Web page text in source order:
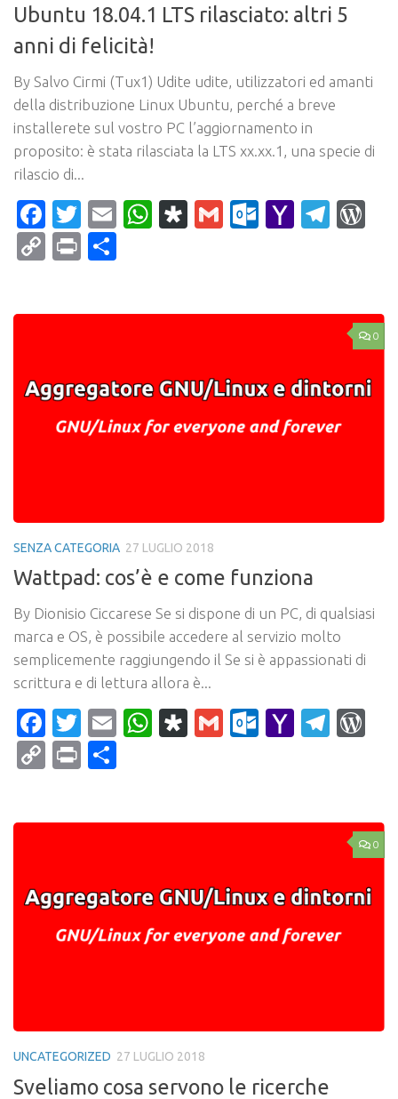
Ubuntu 18.04.1 LTS rilasciato: altri 5
anni di felicità!
By Salvo Cirmi (Tux1) Udite udite, utilizzatori ed amanti
della distribuzione Linux Ubuntu, perché a breve
installerete sul vostro PC l’aggiornamento in
proposito: è stata rilasciata la LTS xx.xx.1, una specie di
rilascio di...
Facebook
Twitter
EmailWhatsApp
Diaspora
Gmail Yahoo
CopyPrint
0
SENZA CATEGORIA 27 LUGLIO 2018
Wattpad: cos’è e come funziona
By Dionisio Ciccarese Se si dispone di un PC, di qualsiasi
marca e OS, è possibile accedere al servizio molto
semplicemente raggiungendo il Se si è appassionati di
scrittura e di lettura allora è...
Facebook
Twitter
EmailWhatsApp
Diaspora
Gmail Yahoo
CopyPrint
0
UNCATEGORIZED 27 LUGLIO 2018
Sveliamo cosa servono le ricerche